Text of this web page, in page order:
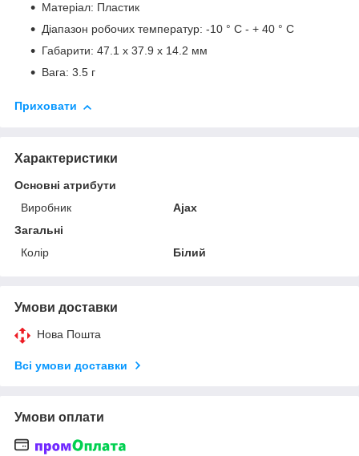
Матеріал: Пластик
Діапазон робочих температур: -10 ° С - + 40 ° С
Габарити: 47.1 x 37.9 x 14.2 мм
Вага: 3.5 г
Приховати
Характеристики
Основні атрибути
Виробник
Ajax
Загальні
Колір
Білий
Умови доставки
Нова Пошта
Всі умови доставки
Умови оплати